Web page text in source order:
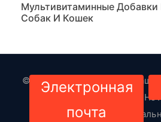
Мультивитаминные Добавки
Собак И Кошек
Электронная
почта
© 2023-2024. Все права
Товары для животных